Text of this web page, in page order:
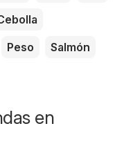
Peso
Salmón
en